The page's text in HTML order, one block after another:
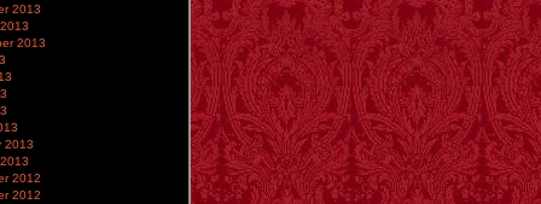
2013
2013
2013
2012
2012